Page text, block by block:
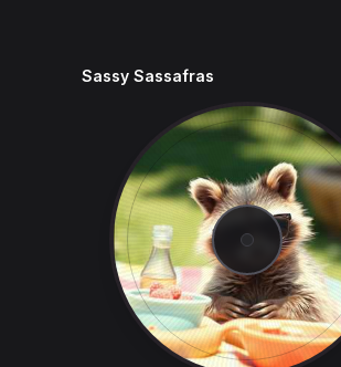
Sassy Sassafras